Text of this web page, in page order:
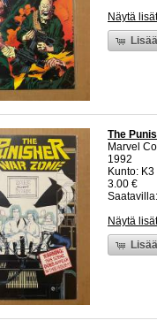
Näytä
The
Marvel
1992
Kunto:
3.00 €
Näytä